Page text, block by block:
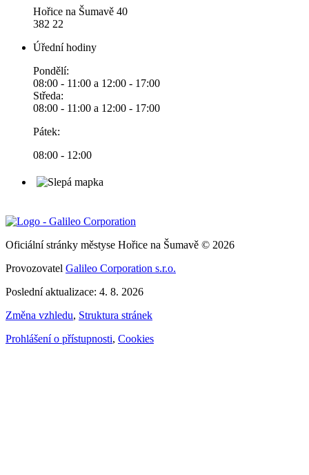
Hořice na Šumavě 40
382 22
Úřední hodiny
Pondělí:
08:00 - 11:00 a 12:00 - 17:00
Středa:
08:00 - 11:00 a 12:00 - 17:00
Pátek:
08:00 - 12:00
Oficiální stránky městyse Hořice na Šumavě © 2026
Provozovatel Galileo Corporation s.r.o.
Poslední aktualizace: 4. 8. 2026
Změna vzhledu, Struktura stránek
Prohlášení o přístupnosti, Cookies